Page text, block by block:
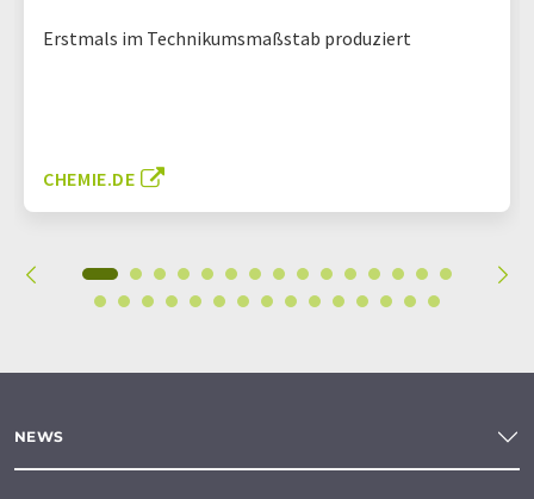
Erstmals im Technikumsmaßstab produziert
CHEMIE.DE
NEWS